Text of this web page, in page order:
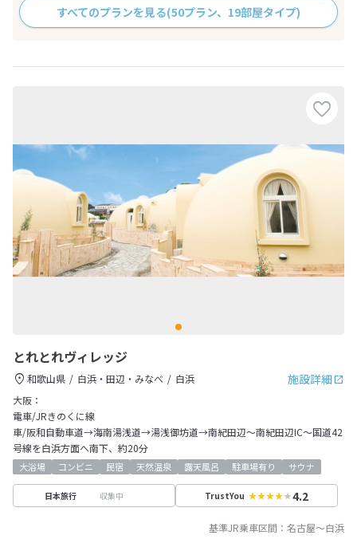
すべてのプランを見る(50プラン、19部屋タイプ)
とれとれヴィレッジ
施設詳細
和歌山県 白浜・田辺・みなべ
白浜
大阪：
電車/JRきのくに線
車/阪和自動車道→海南湯浅道→湯浅御坊道→南紀田辺～南紀田辺IC～国道42
号線を白浜方面へ南下、約20分
大浴場 コンビニ 民宿 天然温泉 露天風呂 駐車場有り サウナ
日本旅行 収集中 TrustYou 4.2
基準JR乗車区間： 名古屋～白浜